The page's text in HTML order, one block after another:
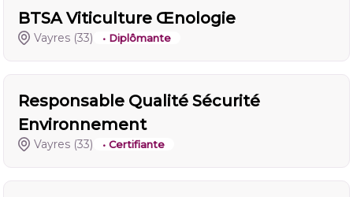
BTSA Viticulture Œnologie
Vayres (33) • Diplômante
Responsable Qualité Sécurité
Environnement
Vayres (33) • Certifiante